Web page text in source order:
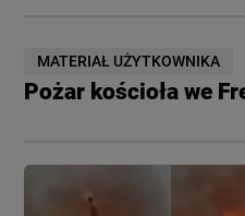
MATERIAŁ UŻYTKOWNIKA
Pożar kościoła we